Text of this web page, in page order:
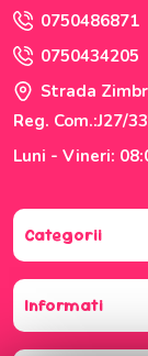
0750486871
0750434205
Strada
Reg. Com.:J27/
Luni - Vineri:
Categorii
Informati